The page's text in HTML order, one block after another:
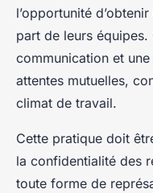
l’opportunité
part de leurs
communication et
attentes mutuelles,
climat de travail.
Cette pratique doit
la confidentialité des
toute forme de